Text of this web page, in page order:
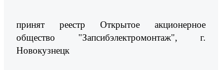
принят реестр Открытое акционерное
общество "Запсибэлектромонтаж", г.
Новокузнецк